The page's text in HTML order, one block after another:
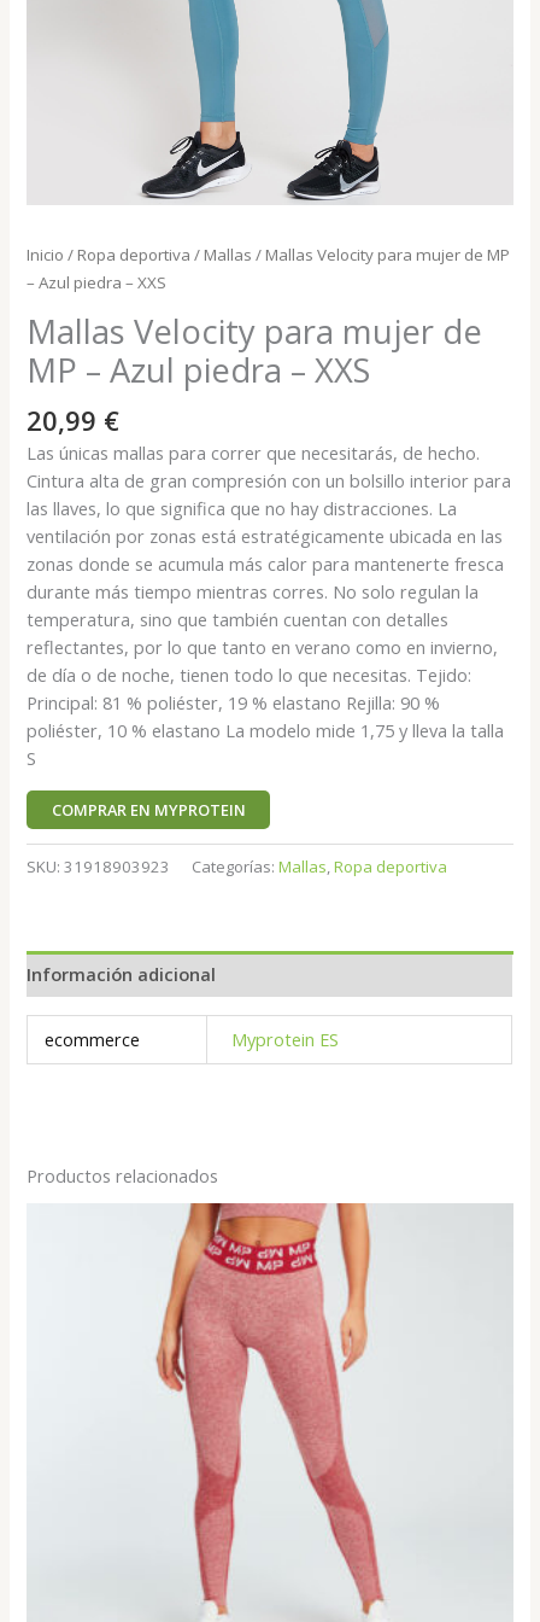
Inicio / Ropa deportiva / Mallas / Mallas Velocity para mujer de MP
– Azul piedra – XXS
Mallas Velocity para mujer de
MP – Azul piedra – XXS
20,99 €
Las únicas mallas para correr que necesitarás, de hecho.
Cintura alta de gran compresión con un bolsillo interior para
las llaves, lo que significa que no hay distracciones. La
ventilación por zonas está estratégicamente ubicada en las
zonas donde se acumula más calor para mantenerte fresca
durante más tiempo mientras corres. No solo regulan la
temperatura, sino que también cuentan con detalles
reflectantes, por lo que tanto en verano como en invierno,
de día o de noche, tienen todo lo que necesitas. Tejido:
Principal: 81 % poliéster, 19 % elastano Rejilla: 90 %
poliéster, 10 % elastano La modelo mide 1,75 y lleva la talla
S
COMPRAR EN MYPROTEIN
SKU:31918903923 Categorías:Mallas,Ropa deportiva
Información adicional
ecommerce Myprotein ES
Productos relacionados